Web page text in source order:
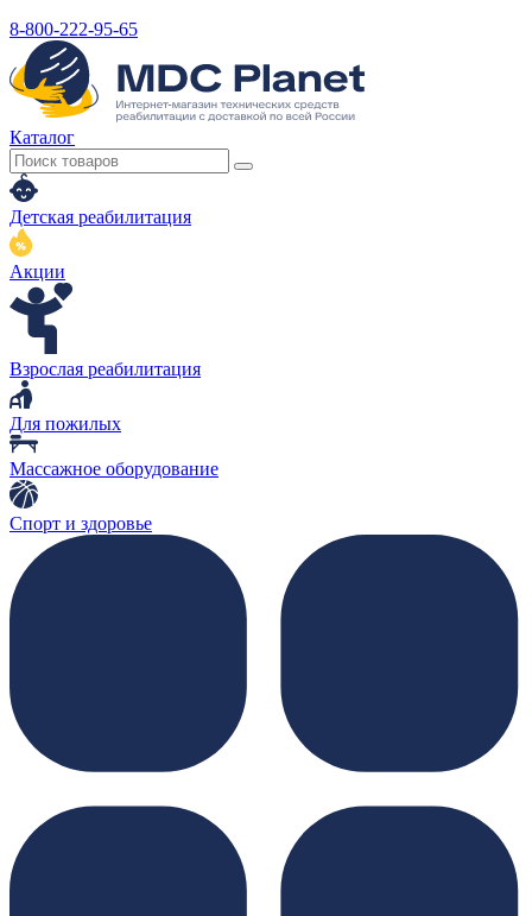
8-800-222-95-65
Каталог
Детская реабилитация
Акции
Взрослая реабилитация
Для пожилых
Массажное оборудование
Спорт и здоровье